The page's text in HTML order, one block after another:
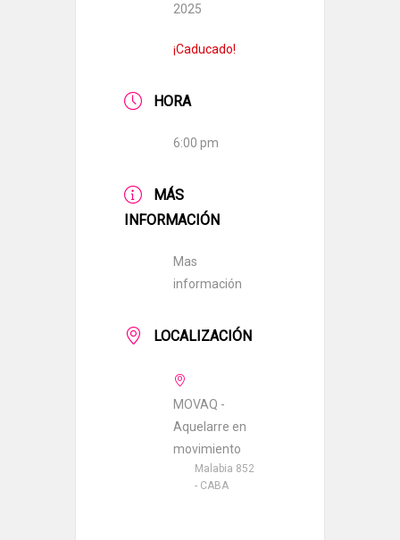
2025
¡Caducado!
HORA
6:00 pm
MÁS
INFORMACIÓN
Mas
información
LOCALIZACIÓN
MOVAQ -
Aquelarre en
movimiento
Malabia 852
- CABA